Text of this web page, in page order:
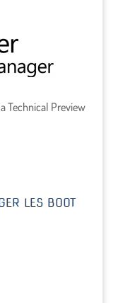
Technical Preview
LES BOOT